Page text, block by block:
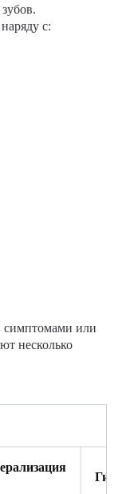
с:
симптомами или
несколько